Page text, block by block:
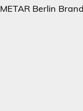
METAR Berlin